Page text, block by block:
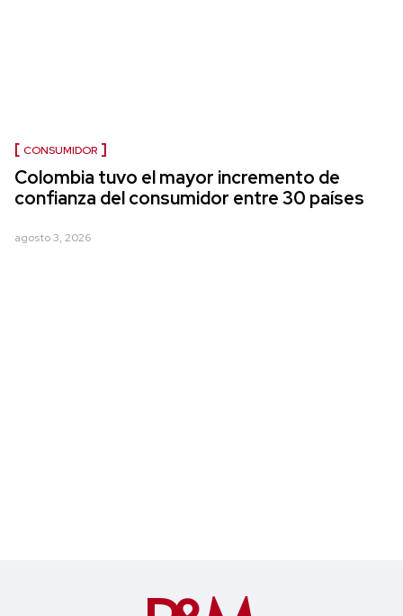
CONSUMIDOR
Colombia tuvo el mayor incremento de
confianza del consumidor entre 30 países
agosto 3, 2026